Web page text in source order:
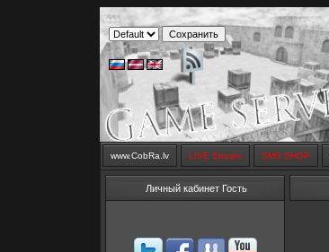
www.CobRa.lv LIVE Stream SMS SHOP
Личный кабинет Гость